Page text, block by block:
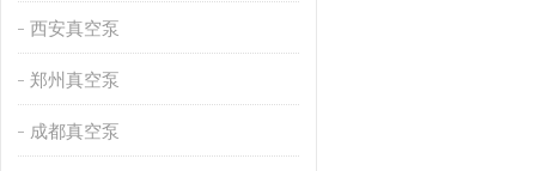
西安真空泵
郑州真空泵
成都真空泵